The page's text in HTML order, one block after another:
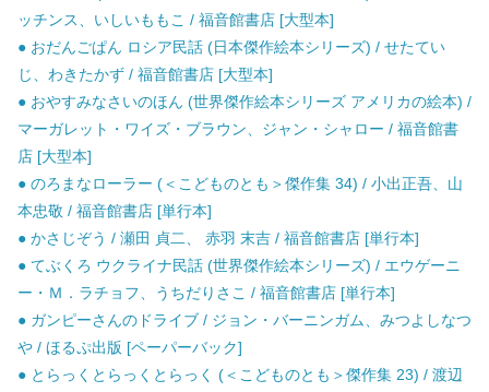
ッチンス、いしいももこ / 福音館書店 [大型本]
● おだんごぱん ロシア民話 (日本傑作絵本シリーズ) / せたてい
じ、わきたかず / 福音館書店 [大型本]
● おやすみなさいのほん (世界傑作絵本シリーズ アメリカの絵本) /
マーガレット・ワイズ・ブラウン、ジャン・シャロー / 福音館書
店 [大型本]
● のろまなローラー (＜こどものとも＞傑作集 34) / 小出正吾、山
本忠敬 / 福音館書店 [単行本]
● かさじぞう / 瀬田 貞二、 赤羽 末吉 / 福音館書店 [単行本]
● てぶくろ ウクライナ民話 (世界傑作絵本シリーズ) / エウゲーニ
ー・Ｍ．ラチョフ、うちだりさこ / 福音館書店 [単行本]
● ガンピーさんのドライブ / ジョン・バーニンガム、みつよしなつ
や / ほるぷ出版 [ペーパーバック]
● とらっくとらっくとらっく (＜こどものとも＞傑作集 23) / 渡辺